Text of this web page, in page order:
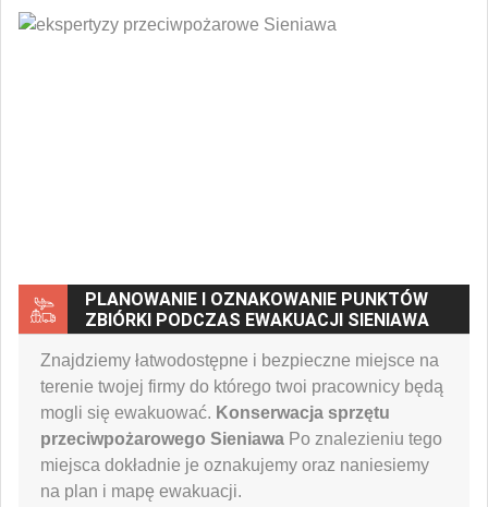
PLANOWANIE I OZNAKOWANIE PUNKTÓW
ZBIÓRKI PODCZAS EWAKUACJI SIENIAWA
Znajdziemy łatwodostępne i bezpieczne miejsce na
terenie twojej firmy do którego twoi pracownicy będą
mogli się ewakuować. Konserwacja sprzętu
przeciwpożarowego Sieniawa Po znalezieniu tego
miejsca dokładnie je oznakujemy oraz naniesiemy
na plan i mapę ewakuacji.